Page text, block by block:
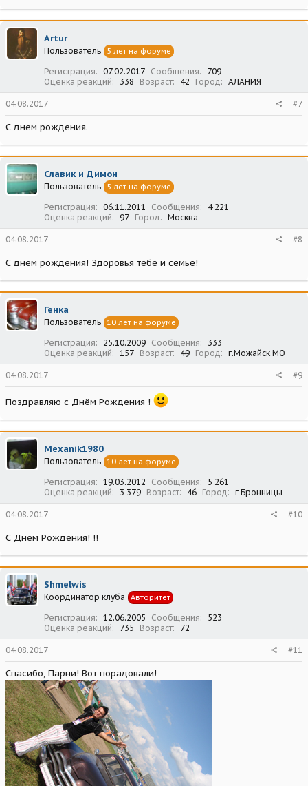
Artur
Пользователь 5 лет на форуме
Регистрация 07.02.2017 Сообщения
709
Оценка реакций
338 Возраст 42 Город АЛАНИЯ
04.08.2017 #7
С днем рождения.
Славик и Димон
Пользователь 5 лет на форуме
Регистрация 06.11.2011 Сообщения
4 221
Оценка реакций
97 Город Москва
04.08.2017 #8
С днем рождения! Здоровья тебе и семье!
Генка
Пользователь 10 лет на форуме
Регистрация 25.10.2009 Сообщения
333
Оценка реакций
157 Возраст 49 Город г.Можайск МО
04.08.2017 #9
Поздравляю с Днём Рождения !
Mexanik1980
Пользователь 10 лет на форуме
Регистрация 19.03.2012 Сообщения
5 261
Оценка реакций
3 379 Возраст 46 Город г Бронницы
04.08.2017 #10
С Днем Рождения! !!
Shmelwis
Координатор клуба Авторитет
Регистрация 12.06.2005 Сообщения
523
Оценка реакций
735 Возраст 72
04.08.2017 #11
Спасибо, Парни! Вот порадовали!